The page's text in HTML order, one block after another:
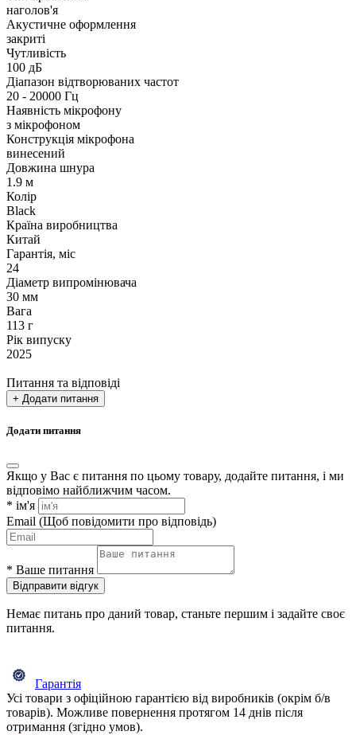
наголов'я
Акустичне оформлення
закриті
Чутливість
100 дБ
Діапазон відтворюваних частот
20 - 20000 Гц
Наявність мікрофону
з мікрофоном
Конструкція мікрофона
винесений
Довжина шнура
1.9 м
Колір
Black
Країна виробництва
Китай
Гарантія, міс
24
Діаметр випромінювача
30 мм
Вага
113 г
Рік випуску
2025
Питання та відповіді
+ Додати питання
Додати питання
Якщо у Вас є питання по цьому товару, додайте питання, і ми
відповімо найближчим часом.
* ім'я
Email (Щоб повідомити про відповідь)
* Ваше питання
Відправити відгук
Немає питань про даний товар, станьте першим і задайте своє
питання.
Гарантія
Усі товари з офіційною гарантією від виробників (окрім б/в
товарів). Можливе повернення протягом 14 днів після
отримання (згідно умов).